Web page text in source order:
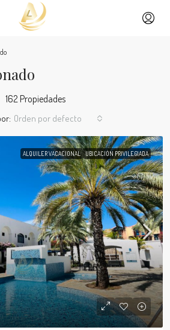
162 Propiedades
Orden por defecto
ALQUILER VACACIONAL UBICACIÓN PRIVILEGIADA